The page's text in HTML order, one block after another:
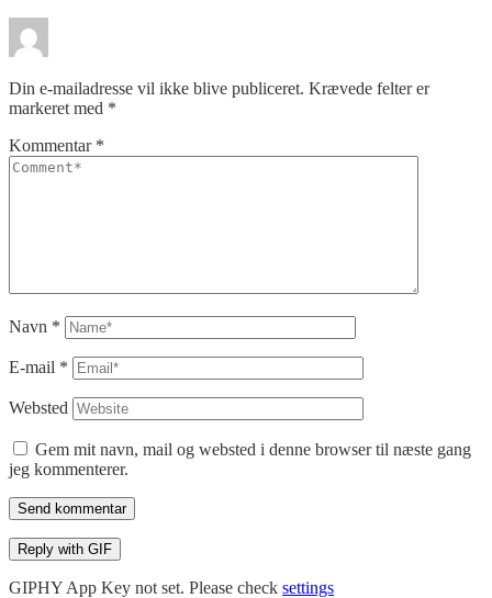
Din e-mailadresse vil ikke blive publiceret. Krævede felter er
markeret med *
Kommentar *
Navn *
E-mail *
Websted
Gem mit navn, mail og websted i denne browser til næste gang
jeg kommenterer.
Send kommentar
Reply with GIF
GIPHY App Key not set. Please check settings